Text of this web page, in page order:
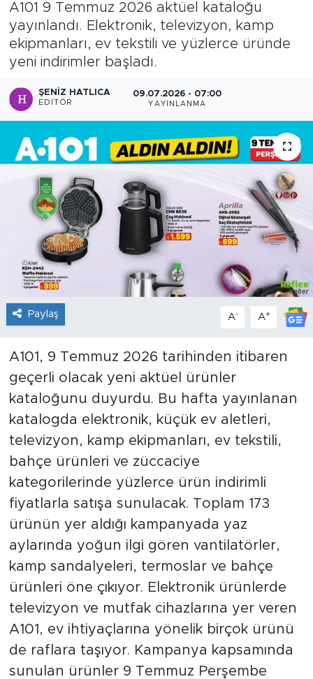
A101 9 Temmuz 2026 aktüel kataloğu
yayınlandı. Elektronik, televizyon, kamp
ekipmanları, ev tekstili ve yüzlerce üründe
yeni indirimler başladı.
ŞENIZ HATLICA
EDITÖR
09.07.2026 - 07:00
YAYINLANMA
Paylaş A- A+
A101, 9 Temmuz 2026 tarihinden itibaren
geçerli olacak yeni aktüel ürünler
kataloğunu duyurdu. Bu hafta yayınlanan
katalogda elektronik, küçük ev aletleri,
televizyon, kamp ekipmanları, ev tekstili,
bahçe ürünleri ve züccaciye
kategorilerinde yüzlerce ürün indirimli
fiyatlarla satışa sunulacak. Toplam 173
ürünün yer aldığı kampanyada yaz
aylarında yoğun ilgi gören vantilatörler,
kamp sandalyeleri, termoslar ve bahçe
ürünleri öne çıkıyor. Elektronik ürünlerde
televizyon ve mutfak cihazlarına yer veren
A101, ev ihtiyaçlarına yönelik birçok ürünü
de raflara taşıyor. Kampanya kapsamında
sunulan ürünler 9 Temmuz Perşembe
Sağlık Turizmi
Sanat
Haber Arşivi